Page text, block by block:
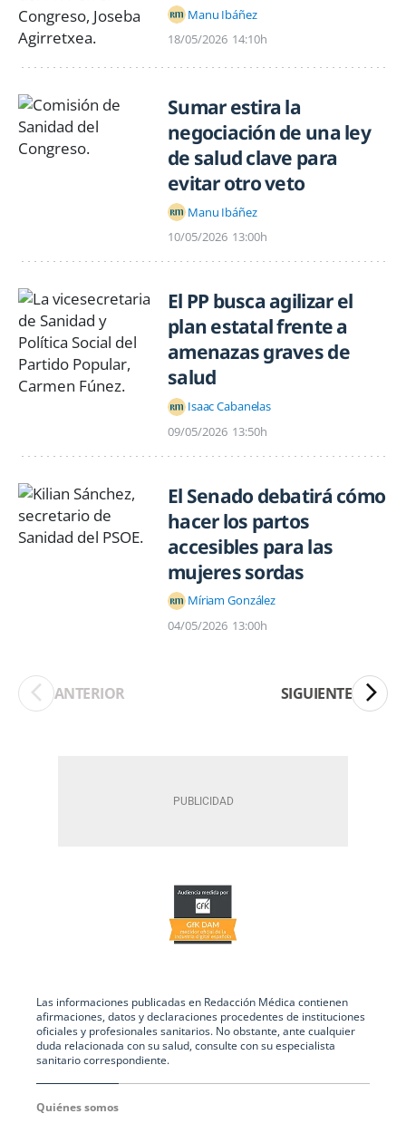
Manu Ibáñez
18/05/2026 14:10h
Sumar estira la
negociación de una ley
de salud clave para
evitar otro veto
Manu Ibáñez
10/05/2026 13:00h
El PP busca agilizar el
plan estatal frente a
amenazas graves de
salud
Isaac Cabanelas
09/05/2026 13:50h
El Senado debatirá cómo
hacer los partos
accesibles para las
mujeres sordas
Míriam González
04/05/2026 13:00h
ANTERIOR SIGUIENTE
Las informaciones publicadas en Redacción Médica contienen
afirmaciones, datos y declaraciones procedentes de instituciones
oficiales y profesionales sanitarios. No obstante, ante cualquier
duda relacionada con su salud, consulte con su especialista
sanitario correspondiente.
Quiénes somos